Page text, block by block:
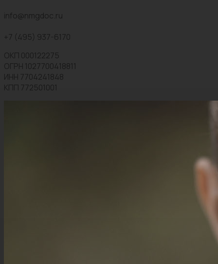
info@nmgdoc.ru
+7 (495) 937-6170
ОКП 000122275
ОГРН 1027700418811
ИНН 7704241848
КПП 772501001